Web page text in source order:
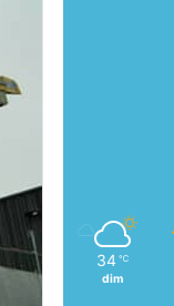
34 ℃
dim